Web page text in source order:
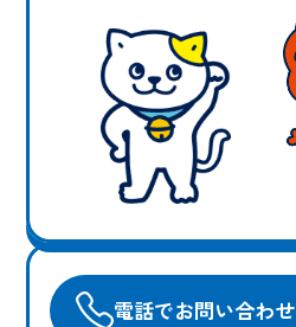
電話でお問い合わせ